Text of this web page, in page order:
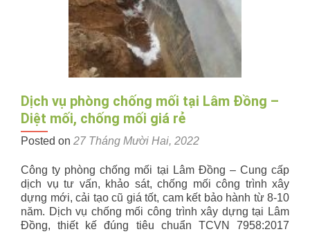
mối
Dịch vụ phòng chống mối tại Lâm Đồng –
Diệt mối, chống mối giá rẻ
Posted on 27 Tháng Mười Hai, 2022
Công ty phòng chống mối tại Lâm Đồng – Cung cấp
dịch vụ tư vấn, khảo sát, chống mối công trình xây
dựng mới, cải tạo cũ giá tốt, cam kết bảo hành từ 8-10
năm. Dịch vụ chống mối công trình xây dựng tại Lâm
Đồng, thiết kế đúng tiêu chuẩn TCVN 7958:2017